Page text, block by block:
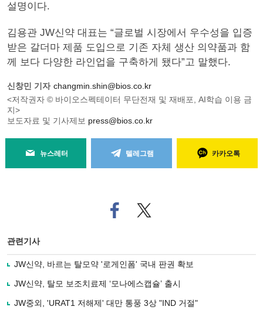
설명이다.
김용관 JW신약 대표는 “글로벌 시장에서 우수성을 입증
받은 갈더마 제품 도입으로 기존 자체 생산 의약품과 함
께 보다 다양한 라인업을 구축하게 됐다”고 말했다.
신창민 기자 changmin.shin@bios.co.kr
<저작권자 © 바이오스펙테이터 무단전재 및 재배포, AI학습 이용 금
지>
보도자료 및 기사제보 press@bios.co.kr
뉴스레터 텔레그램 카카오톡
페
이
로
기
사
유
트위
터로
관련기사
JW신약, 바르는 탈모약 '로게인폼' 국내 판권 확보
JW신약, 탈모 보조치료제 ‘모나에스캡슐’ 출시
JW중외, 'URAT1 저해제' 대만 통풍 3상 "IND 거절"